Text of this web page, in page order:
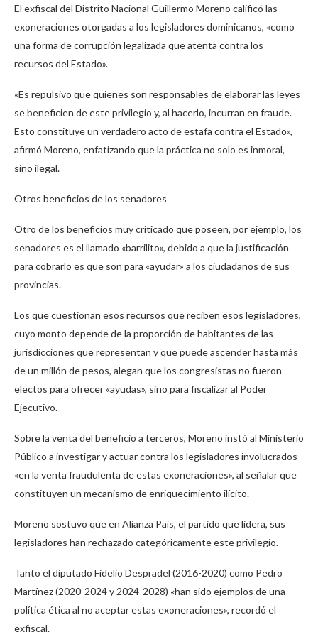
El exfiscal del Distrito Nacional Guillermo Moreno calificó las
exoneraciones otorgadas a los legisladores dominicanos, «como
una forma de corrupción legalizada que atenta contra los
recursos del Estado».
«Es repulsivo que quienes son responsables de elaborar las leyes
se beneficien de este privilegio y, al hacerlo, incurran en fraude.
Esto constituye un verdadero acto de estafa contra el Estado»,
afirmó Moreno, enfatizando que la práctica no solo es inmoral,
sino ilegal.
Otros beneficios de los senadores
Otro de los beneficios muy criticado que poseen, por ejemplo, los
senadores es el llamado «barrilito», debido a que la justificación
para cobrarlo es que son para «ayudar» a los ciudadanos de sus
provincias.
Los que cuestionan esos recursos que reciben esos legisladores,
cuyo monto depende de la proporción de habitantes de las
jurisdicciones que representan y que puede ascender hasta más
de un millón de pesos, alegan que los congresistas no fueron
electos para ofrecer «ayudas», sino para fiscalizar al Poder
Ejecutivo.
Sobre la venta del beneficio a terceros, Moreno instó al Ministerio
Público a investigar y actuar contra los legisladores involucrados
«en la venta fraudulenta de estas exoneraciones», al señalar que
constituyen un mecanismo de enriquecimiento ilícito.
Moreno sostuvo que en Alianza País, el partido que lidera, sus
legisladores han rechazado categóricamente este privilegio.
Tanto el diputado Fidelio Despradel (2016-2020) como Pedro
Martínez (2020-2024 y 2024-2028) «han sido ejemplos de una
política ética al no aceptar estas exoneraciones», recordó el
exfiscal.